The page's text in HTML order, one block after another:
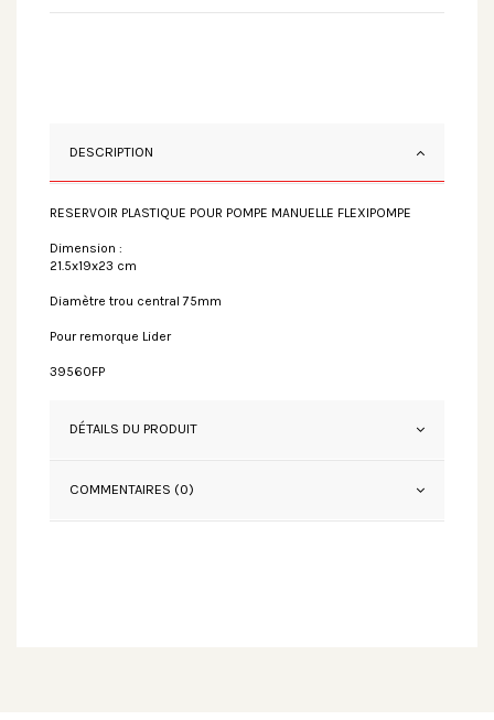
DESCRIPTION
RESERVOIR PLASTIQUE POUR POMPE MANUELLE FLEXIPOMPE
Dimension :
21.5x19x23 cm
Diamètre trou central 75mm
Pour remorque Lider
39560FP
DÉTAILS DU PRODUIT
COMMENTAIRES (0)